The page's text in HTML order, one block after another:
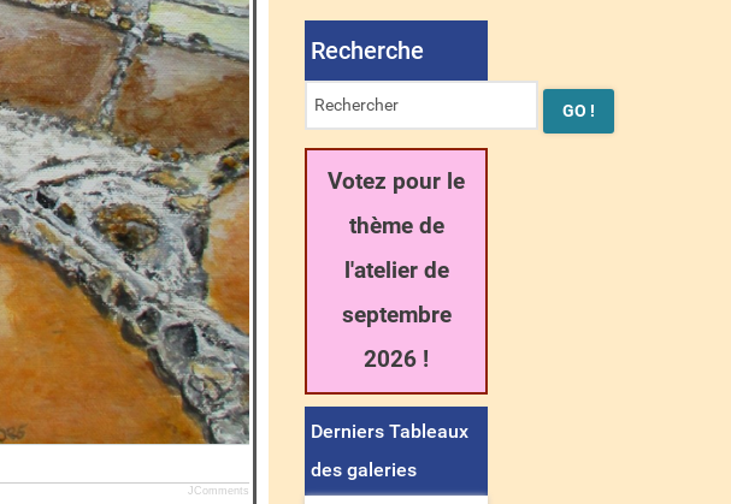
JComments
Recherche
Votez pour le
thème de
l'atelier de
septembre
2026 !
Derniers Tableaux
des galeries